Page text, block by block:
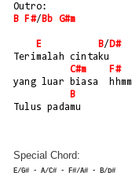
Outro:
B
F#/ Bb G#m
E B/ D#
Terimalah cintaku
C#m
F#
yang luar biasa  hhmm
B
Tulus padamu
Special Chord:
E/G# - A/C# - F#/A# - B/D#